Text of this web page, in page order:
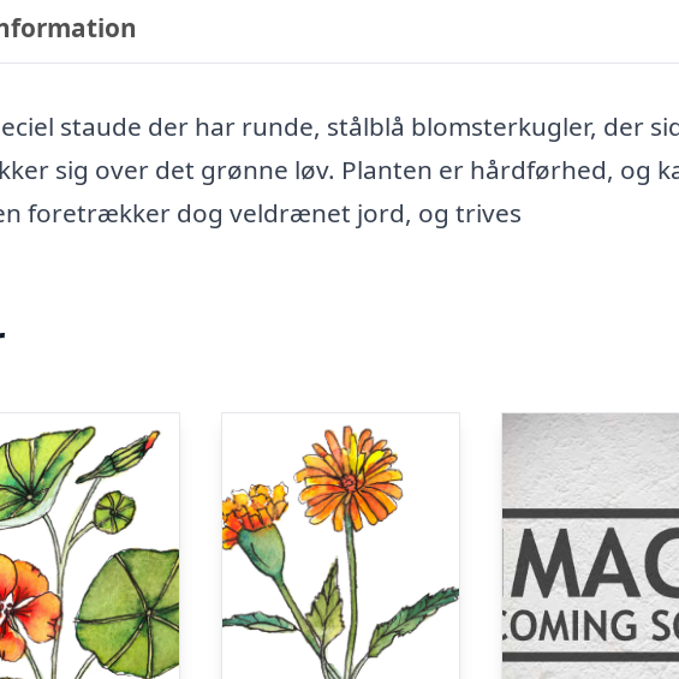
staude der har runde, stålblå blomsterkugler, der
sig over det grønne løv. Planten er hårdførhed, og
foretrækker dog veldrænet jord, og trives